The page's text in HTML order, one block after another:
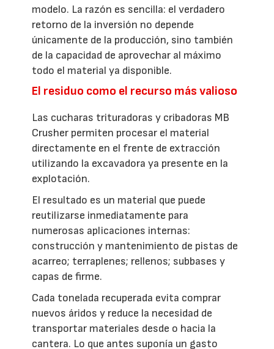
modelo. La razón es sencilla: el verdadero
retorno de la inversión no depende
únicamente de la producción, sino también
de la capacidad de aprovechar al máximo
todo el material ya disponible.
El residuo como el recurso más valioso
Las cucharas trituradoras y cribadoras MB
Crusher permiten procesar el material
directamente en el frente de extracción
utilizando la excavadora ya presente en la
explotación.
El resultado es un material que puede
reutilizarse inmediatamente para
numerosas aplicaciones internas:
construcción y mantenimiento de pistas de
acarreo; terraplenes; rellenos; subbases y
capas de firme.
Cada tonelada recuperada evita comprar
nuevos áridos y reduce la necesidad de
transportar materiales desde o hacia la
cantera. Lo que antes suponía un gasto